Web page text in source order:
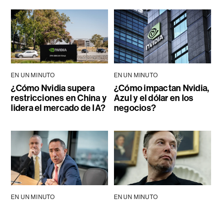
EN UN MINUTO
¿Cómo Nvidia supera
restricciones en China y
lidera el mercado de IA?
EN UN MINUTO
¿Cómo impactan Nvidia,
Azul y el dólar en los
negocios?
EN UN MINUTO EN UN MINUTO